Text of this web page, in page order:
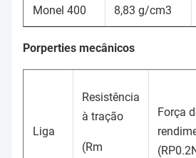
Monel 400 8,83 g/cm3
Porperties mecânicos
Liga
Resistência
à tração
(Rm
Força